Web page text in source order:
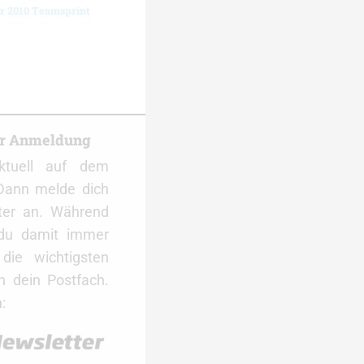
2010 Teamsprint
Anmeldung
auf dem
melde dich
an. Während
damit immer
wichtigsten
dein Postfach.